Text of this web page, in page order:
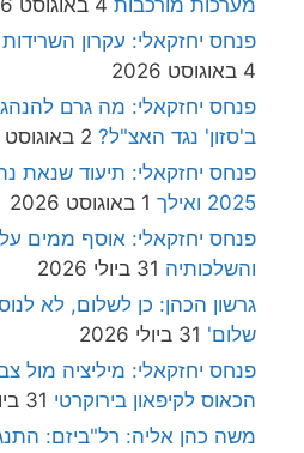
מערכות מורכבות 4 באוגוסט 2026
פנחס יחזקאלי: עקרון
4 באוגוסט 2026
פנחס יחזקאלי: מה גרם
ב'סזון' נגד האצ"ל? 2 באוגוסט 2026
פנחס יחזקאלי: תיעוד שנאת
2025 ואילך
1 באוגוסט 2026
פנחס יחזקאלי: אוסף ממים
והשלכותיה 31 ביולי 2026
גרשון הכהן: כן לשלום, לא
שלום' 31 ביולי 2026
פנחס יחזקאלי: מיליציה מול
הכאוס לקיפאון בירוקרטי 31 ביולי 2026
משה כהן אליה: רל"ביזם: